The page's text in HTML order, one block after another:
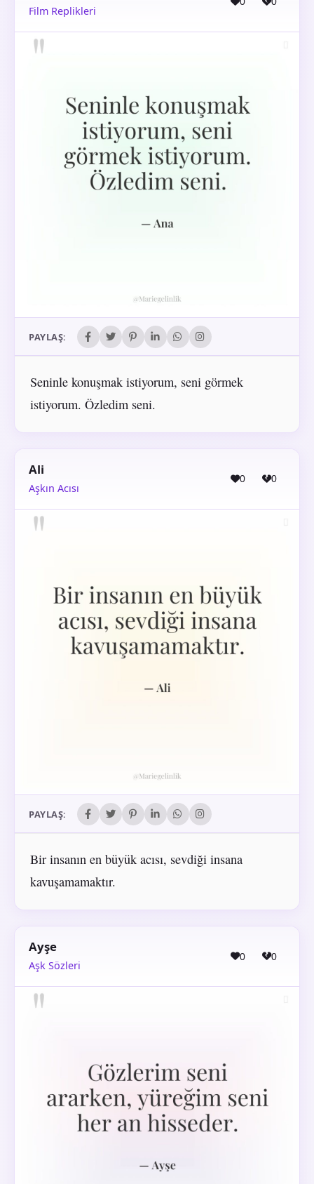
Film Replikleri
PAYLAŞ:
Seninle konuşmak istiyorum, seni görmek
istiyorum. Özledim seni.
Ali
Aşkın Acısı
0 0
PAYLAŞ:
Bir insanın en büyük acısı, sevdiği insana
kavuşamamaktır.
Ayşe
Aşk Sözleri
0 0